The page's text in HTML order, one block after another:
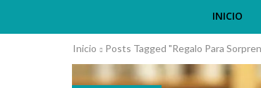
INICIO
Inicio Posts Tagged "regalo Para